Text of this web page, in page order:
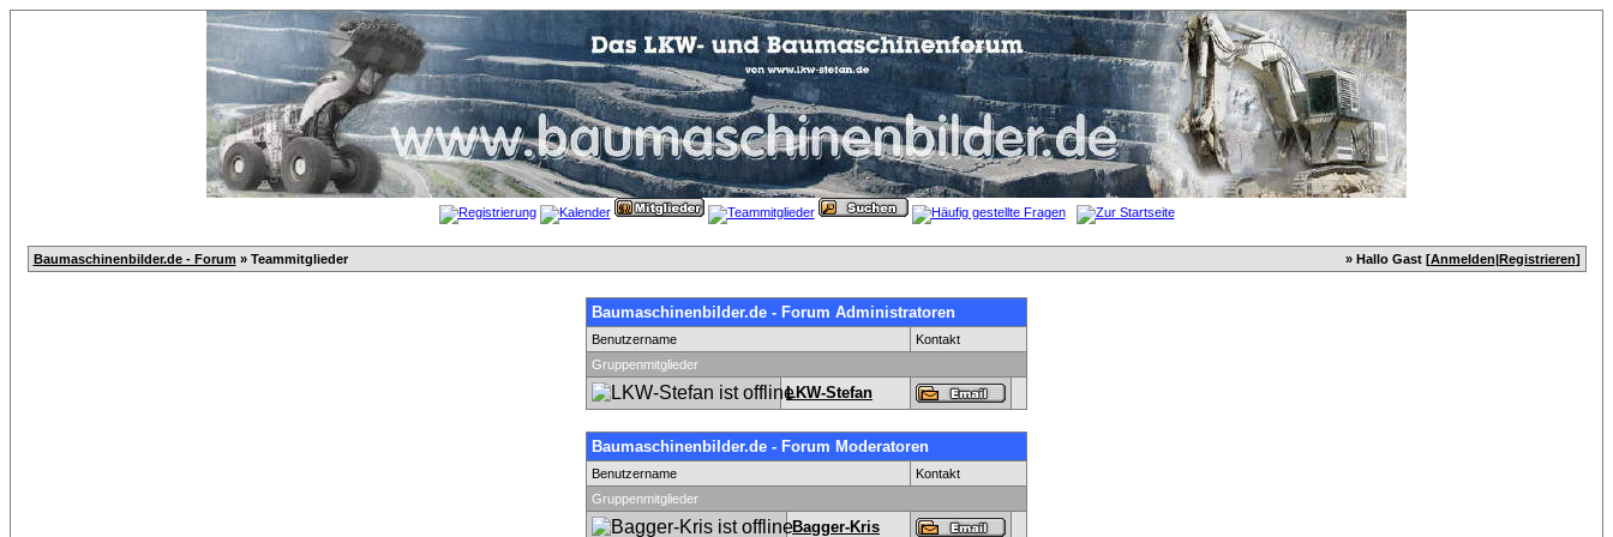
Baumaschinenbilder.de - Forum » Teammitglieder » Hallo Gast [Anmelden|Registrieren]
Baumaschinenbilder.de - Forum Administratoren
Benutzername
Kontakt
Gruppenmitglieder
LKW-Stefan
Baumaschinenbilder.de - Forum Moderatoren
Benutzername
Kontakt
Gruppenmitglieder
Bagger-Kris